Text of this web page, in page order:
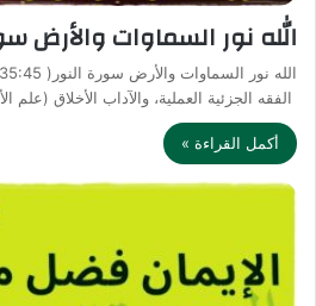
الله نور السماوات والأرض
الفقه الجزئية العملية، والآداب الأخلاق (علم
أكمل القراءة »